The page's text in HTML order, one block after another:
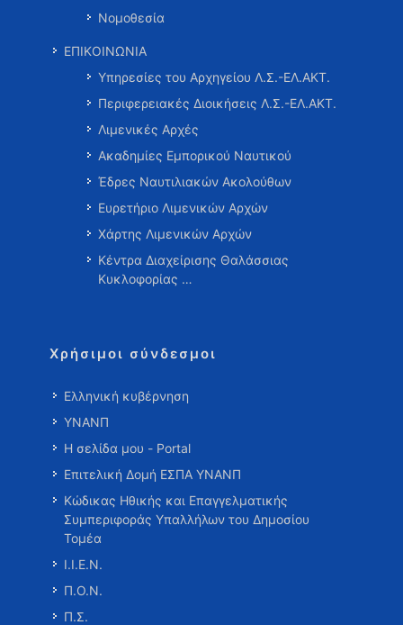
Νομοθεσία
ΕΠΙΚΟΙΝΩΝΙΑ
Υπηρεσίες του Αρχηγείου Λ.Σ.-ΕΛ.ΑΚΤ.
Περιφερειακές Διοικήσεις Λ.Σ.-ΕΛ.ΑΚΤ.
Λιμενικές Αρχές
Ακαδημίες Εμπορικού Ναυτικού
Έδρες Ναυτιλιακών Ακολούθων
Ευρετήριο Λιμενικών Αρχών
Χάρτης Λιμενικών Αρχών
Κέντρα Διαχείρισης Θαλάσσιας
Κυκλοφορίας …
Χρήσιμοι σύνδεσμοι
Ελληνική κυβέρνηση
ΥΝΑΝΠ
Η σελίδα μου - Portal
Επιτελική Δομή ΕΣΠΑ ΥΝΑΝΠ
Κώδικας Ηθικής και Επαγγελματικής
Συμπεριφοράς Υπαλλήλων του Δημοσίου
Τομέα
Ι.Ι.Ε.Ν.
Π.Ο.Ν.
Π.Σ.